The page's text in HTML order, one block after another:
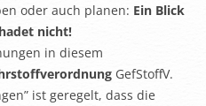
oder auch planen: Ein Blick
nicht!
in diesem
GefStoffV.
ist geregelt, dass die